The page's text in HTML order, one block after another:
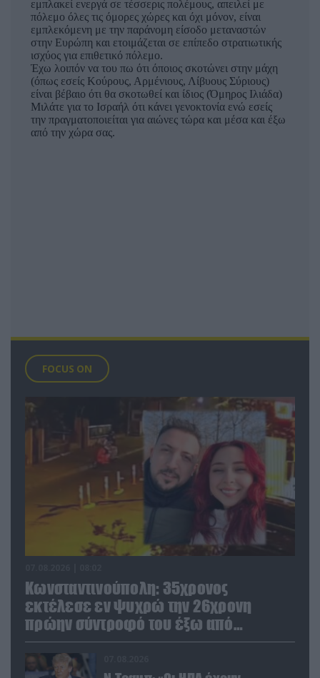
FOCUS ON
Κωνσταντινούπολη: 35χρονος
εκτέλεσε εν ψυχρώ την 26χρονη
πρώην σύντροφό του έξω από
φαρμακείο (βίντεο)